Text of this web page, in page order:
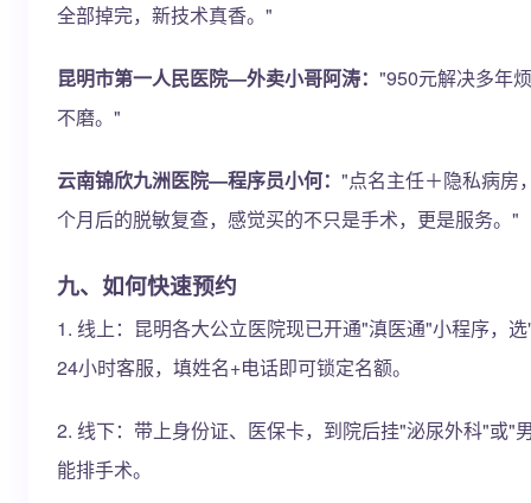
全部掉完，新技术真香。"
昆明市第一人民医院—外卖小哥阿涛： "950元解决多年
不磨。"
云南锦欣九洲医院—程序员小何： "点名主任＋隐私病房
个月后的脱敏复查，感觉买的不只是手术，更是服务。"
九、如何快速预约
1. 线上：昆明各大公立医院现已开通"滇医通"小程序，
24小时客服，填姓名+电话即可锁定名额。
2. 线下：带上身份证、医保卡，到院后挂"泌尿外科"或
能排手术。